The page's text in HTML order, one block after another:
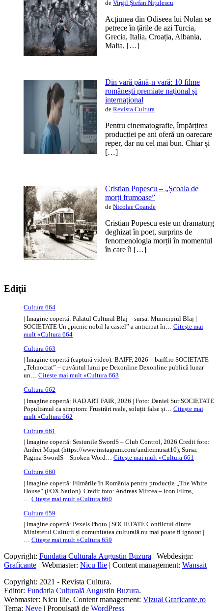
de Virgil Ștefan Nițulescu
Acțiunea din Odiseea lui Nolan se
petrece în țările de azi Turcia,
Grecia, Italia, Croația, Albania,
Malta, […]
Din vară până-n vară: 10 filme
românești premiate național și
internațional
de Revista Cultura
Pentru cinematografie, împărțirea
producției pe ani oferă un oarecare
reper, dar nu cel mai bun. Chiar și
[…]
Cristian Popescu – „Școala de
morți frumoase”
de Nicolae Coande
Cristian Popescu este un dramaturg
deghizat în poet, surprins de
fenomenologia morții în momentul
în care îi […]
Ediții
Cultura 664
| Imagine copertă: Palatul Cultural Blaj – sursa: Municipiul Blaj |
SOCIETATE Un „picnic nobil la castel” a anticipat în… Citește mai
mult »Cultura 664
Cultura 663
| Imagine copertă (captură video): BAIFF, 2026 – baiff.ro SOCIETATE
„Tehnocrat” – cuvântul lunii pe Dexonline Dexonline publică lunar
un… Citește mai mult »Cultura 663
Cultura 662
| Imagine copertă: RAD ART FAIR, 2026 | Foto: Daniel Sur SOCIETATE
Populismul ca simptom: Frustrări reale, soluții false și… Citește mai
mult »Cultura 662
Cultura 661
| Imagine copertă: Sesiunile SwordS – Club Control, 2026 Credit foto:
Andrei Mușat (https://www.instagram.com/andreimusat10), Sursa:
Pagina SwordS – Spoken Word… Citește mai mult »Cultura 661
Cultura 660
| Imagine copertă: Filmările în România pentru producția „The White
House” (FOX Nation). Credit foto: Andreas Mircea – Icon Films,
Citește mai mult »Cultura 660
Cultura 659
| Imagine copertă: Pexels Photo | SOCIETATE Conflictul dintre
Ministerul Culturii și comunitatea culturală nu mai poate fi ignorat |
… Citește mai mult »Cultura 659
Copyright: Fundatia Culturala Augustin Buzura | Webdesign:
Graficante | Webmaster: Nicu Ilie | Content management: Wansait
Copyright: 2021 - Revista Cultura.
Editor: Fundația Culturală Augustin Buzura.
Webmaster: Nicu Ilie. Content management: Vizual Graficante.ro
Tema: Neve | Propulsată de WordPress